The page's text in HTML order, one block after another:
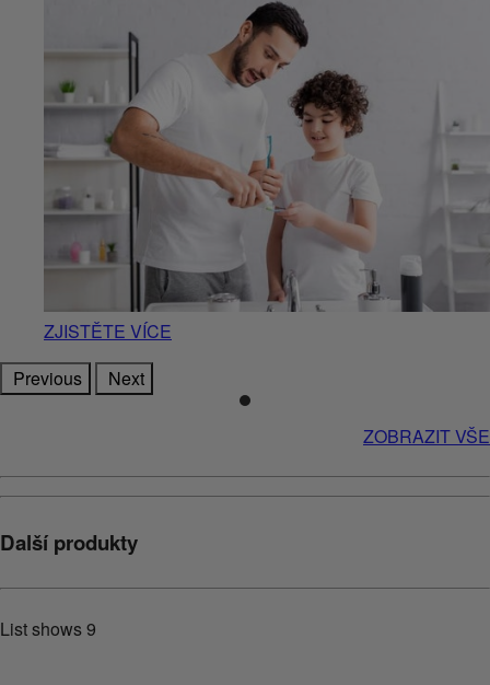
ZJISTĚTE VÍCE
Previous
Next
ZOBRAZIT VŠE
Další produkty
List shows9